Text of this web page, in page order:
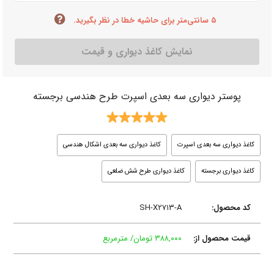
۵ سانتی‌متر برای حاشیه خطا در نظر بگیرید.
نمایش کاغذ دیواری و قیمت
پوستر دیواری سه بعدی اسپرت طرح هندسی برجسته
کاغذ دیواری سه بعدی اسپرت کاغذ دیواری سه بعدی اشکال هندسی
کاغذ دیواری برجسته کاغذ دیواری طرح شش ضلعی
کد محصول: SH-X۲۷۱۳-A
قیمت محصول از: ۳۸۸,۰۰۰ تومان/ مترمربع